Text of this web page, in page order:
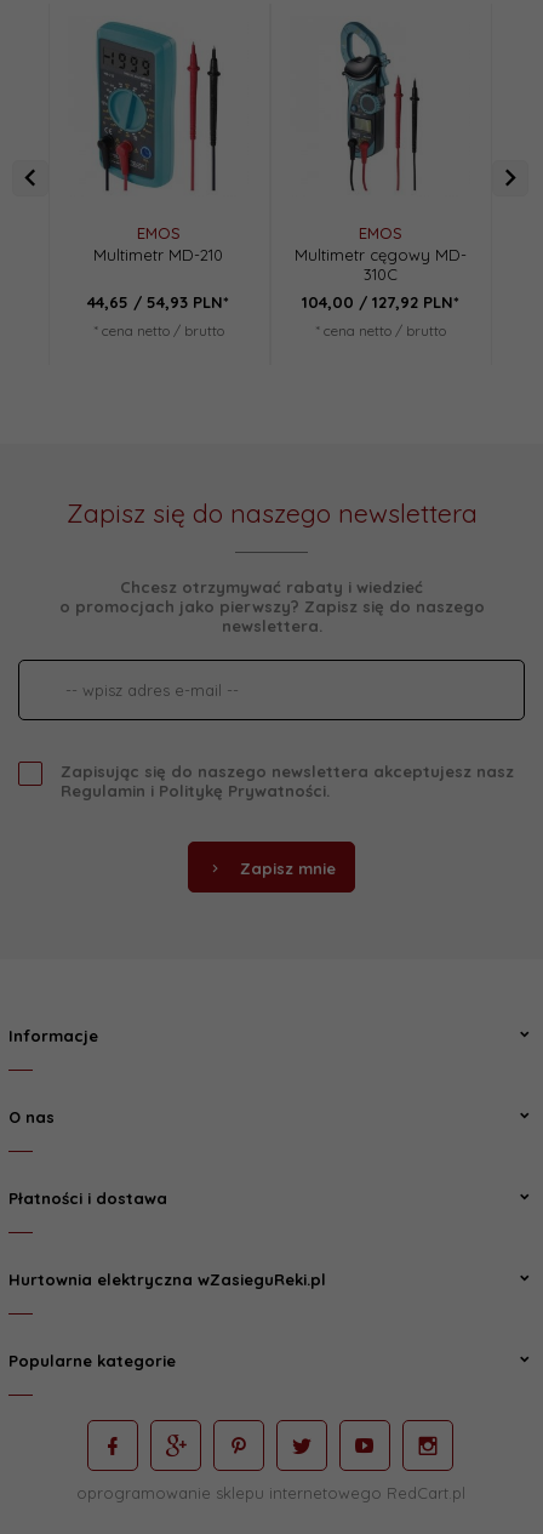
EMOS
Multimetr MD-210
44,65 / 54,93 PLN*
* cena netto / brutto
EMOS
Multimetr cęgowy MD-
310C
104,00 / 127,92 PLN*
* cena netto / brutto
Zapisz się do naszego newslettera
Chcesz otrzymywać rabaty i wiedzieć
o promocjach jako pierwszy? Zapisz się do naszego
newslettera.
Zapisując się do naszego newslettera akceptujesz nasz
Regulamin i Politykę Prywatności
Zapisz mnie
Informacje
O nas
Płatności i dostawa
Hurtownia elektryczna wZasieguReki.pl
Popularne kategorie
oprogramowanie sklepu internetowego RedCart.pl